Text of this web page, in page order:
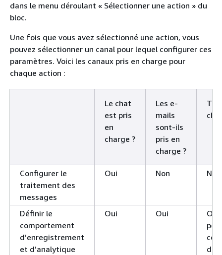
dans le menu déroulant « Sélectionner une action » du
bloc.
Une fois que vous avez sélectionné une action, vous
pouvez sélectionner un canal pour lequel configurer ces
paramètres. Voici les canaux pris en charge pour
chaque action :
Le chat
est pris
en
charge ?
Les e-
mails
sont-ils
pris en
charge ?
Configurer le
traitement des
messages
Oui Non Non
Définir le
comportement
d’enregistrement
et d’analytique
Oui Oui
Oui